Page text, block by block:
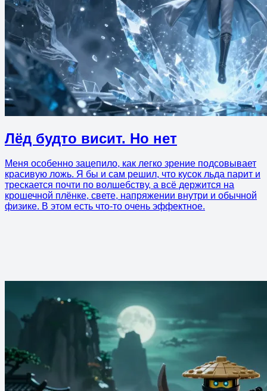
Лёд будто висит. Но нет
Меня особенно зацепило, как легко зрение подсовывает
красивую ложь. Я бы и сам решил, что кусок льда парит и
трескается почти по волшебству, а всё держится на
крошечной плёнке, свете, напряжении внутри и обычной
физике. В этом есть что-то очень эффектное.